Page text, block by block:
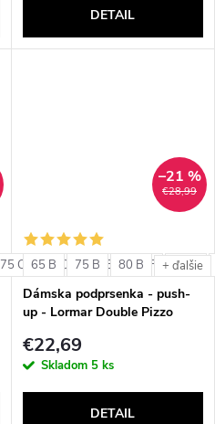
DETAIL
75 C 75 D 75 E 75 F 80 C
€28,99
–21 %
65 B 75 B 80 B + ďalšie
Dámska podprsenka - push-
up - Lormar Double Pizzo
€22,69
Skladom 5 ks
DETAIL